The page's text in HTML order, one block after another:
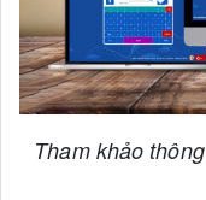
Tham khảo